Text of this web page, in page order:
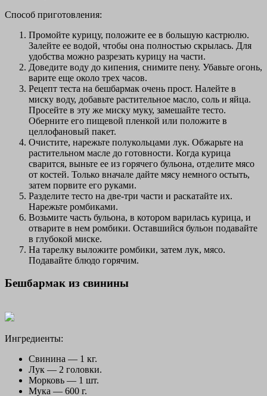
Способ приготовления:
Промойте курицу, положите ее в большую кастрюлю.
Залейте ее водой, чтобы она полностью скрылась. Для
удобства можно разрезать курицу на части.
Доведите воду до кипения, снимите пену. Убавьте огонь,
варите еще около трех часов.
Рецепт теста на бешбармак очень прост. Налейте в
миску воду, добавьте растительное масло, соль и яйца.
Просейте в эту же миску муку, замешайте тесто.
Оберните его пищевой пленкой или положите в
целлофановый пакет.
Очистите, нарежьте полукольцами лук. Обжарьте на
растительном масле до готовности. Когда курица
сварится, выньте ее из горячего бульона, отделите мясо
от костей. Только вначале дайте мясу немного остыть,
затем порвите его руками.
Разделите тесто на две-три части и раскатайте их.
Нарежьте ромбиками.
Возьмите часть бульона, в котором варилась курица, и
отварите в нем ромбики. Оставшийся бульон подавайте
в глубокой миске.
На тарелку выложите ромбики, затем лук, мясо.
Подавайте блюдо горячим.
Бешбармак из свинины
Ингредиенты:
Свинина — 1 кг.
Лук — 2 головки.
Морковь — 1 шт.
Мука — 600 г.